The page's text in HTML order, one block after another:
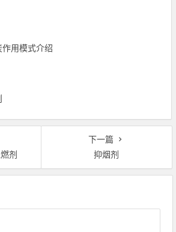
用模式介绍
剂
下一篇
抑烟剂